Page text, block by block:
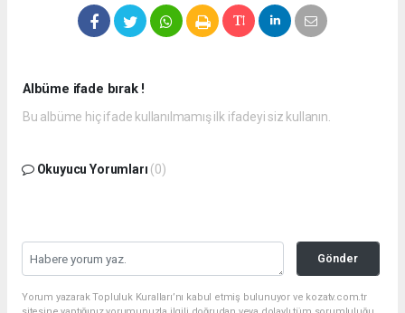
Albüme ifade bırak !
Bu albüme hiç ifade kullanılmamış ilk ifadeyi siz kullanın.
Okuyucu Yorumları (0)
Gönder
Yorum yazarak Topluluk Kuralları’nı kabul etmiş bulunuyor ve kozatv.com.tr